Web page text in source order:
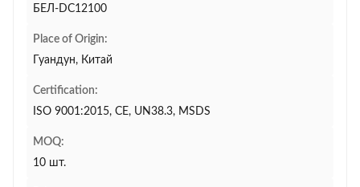
БЕЛ-DC12100
Place of Origin:
Гуандун, Китай
Certification:
ISO 9001:2015, CE, UN38.3, MSDS
MOQ:
10 шт.